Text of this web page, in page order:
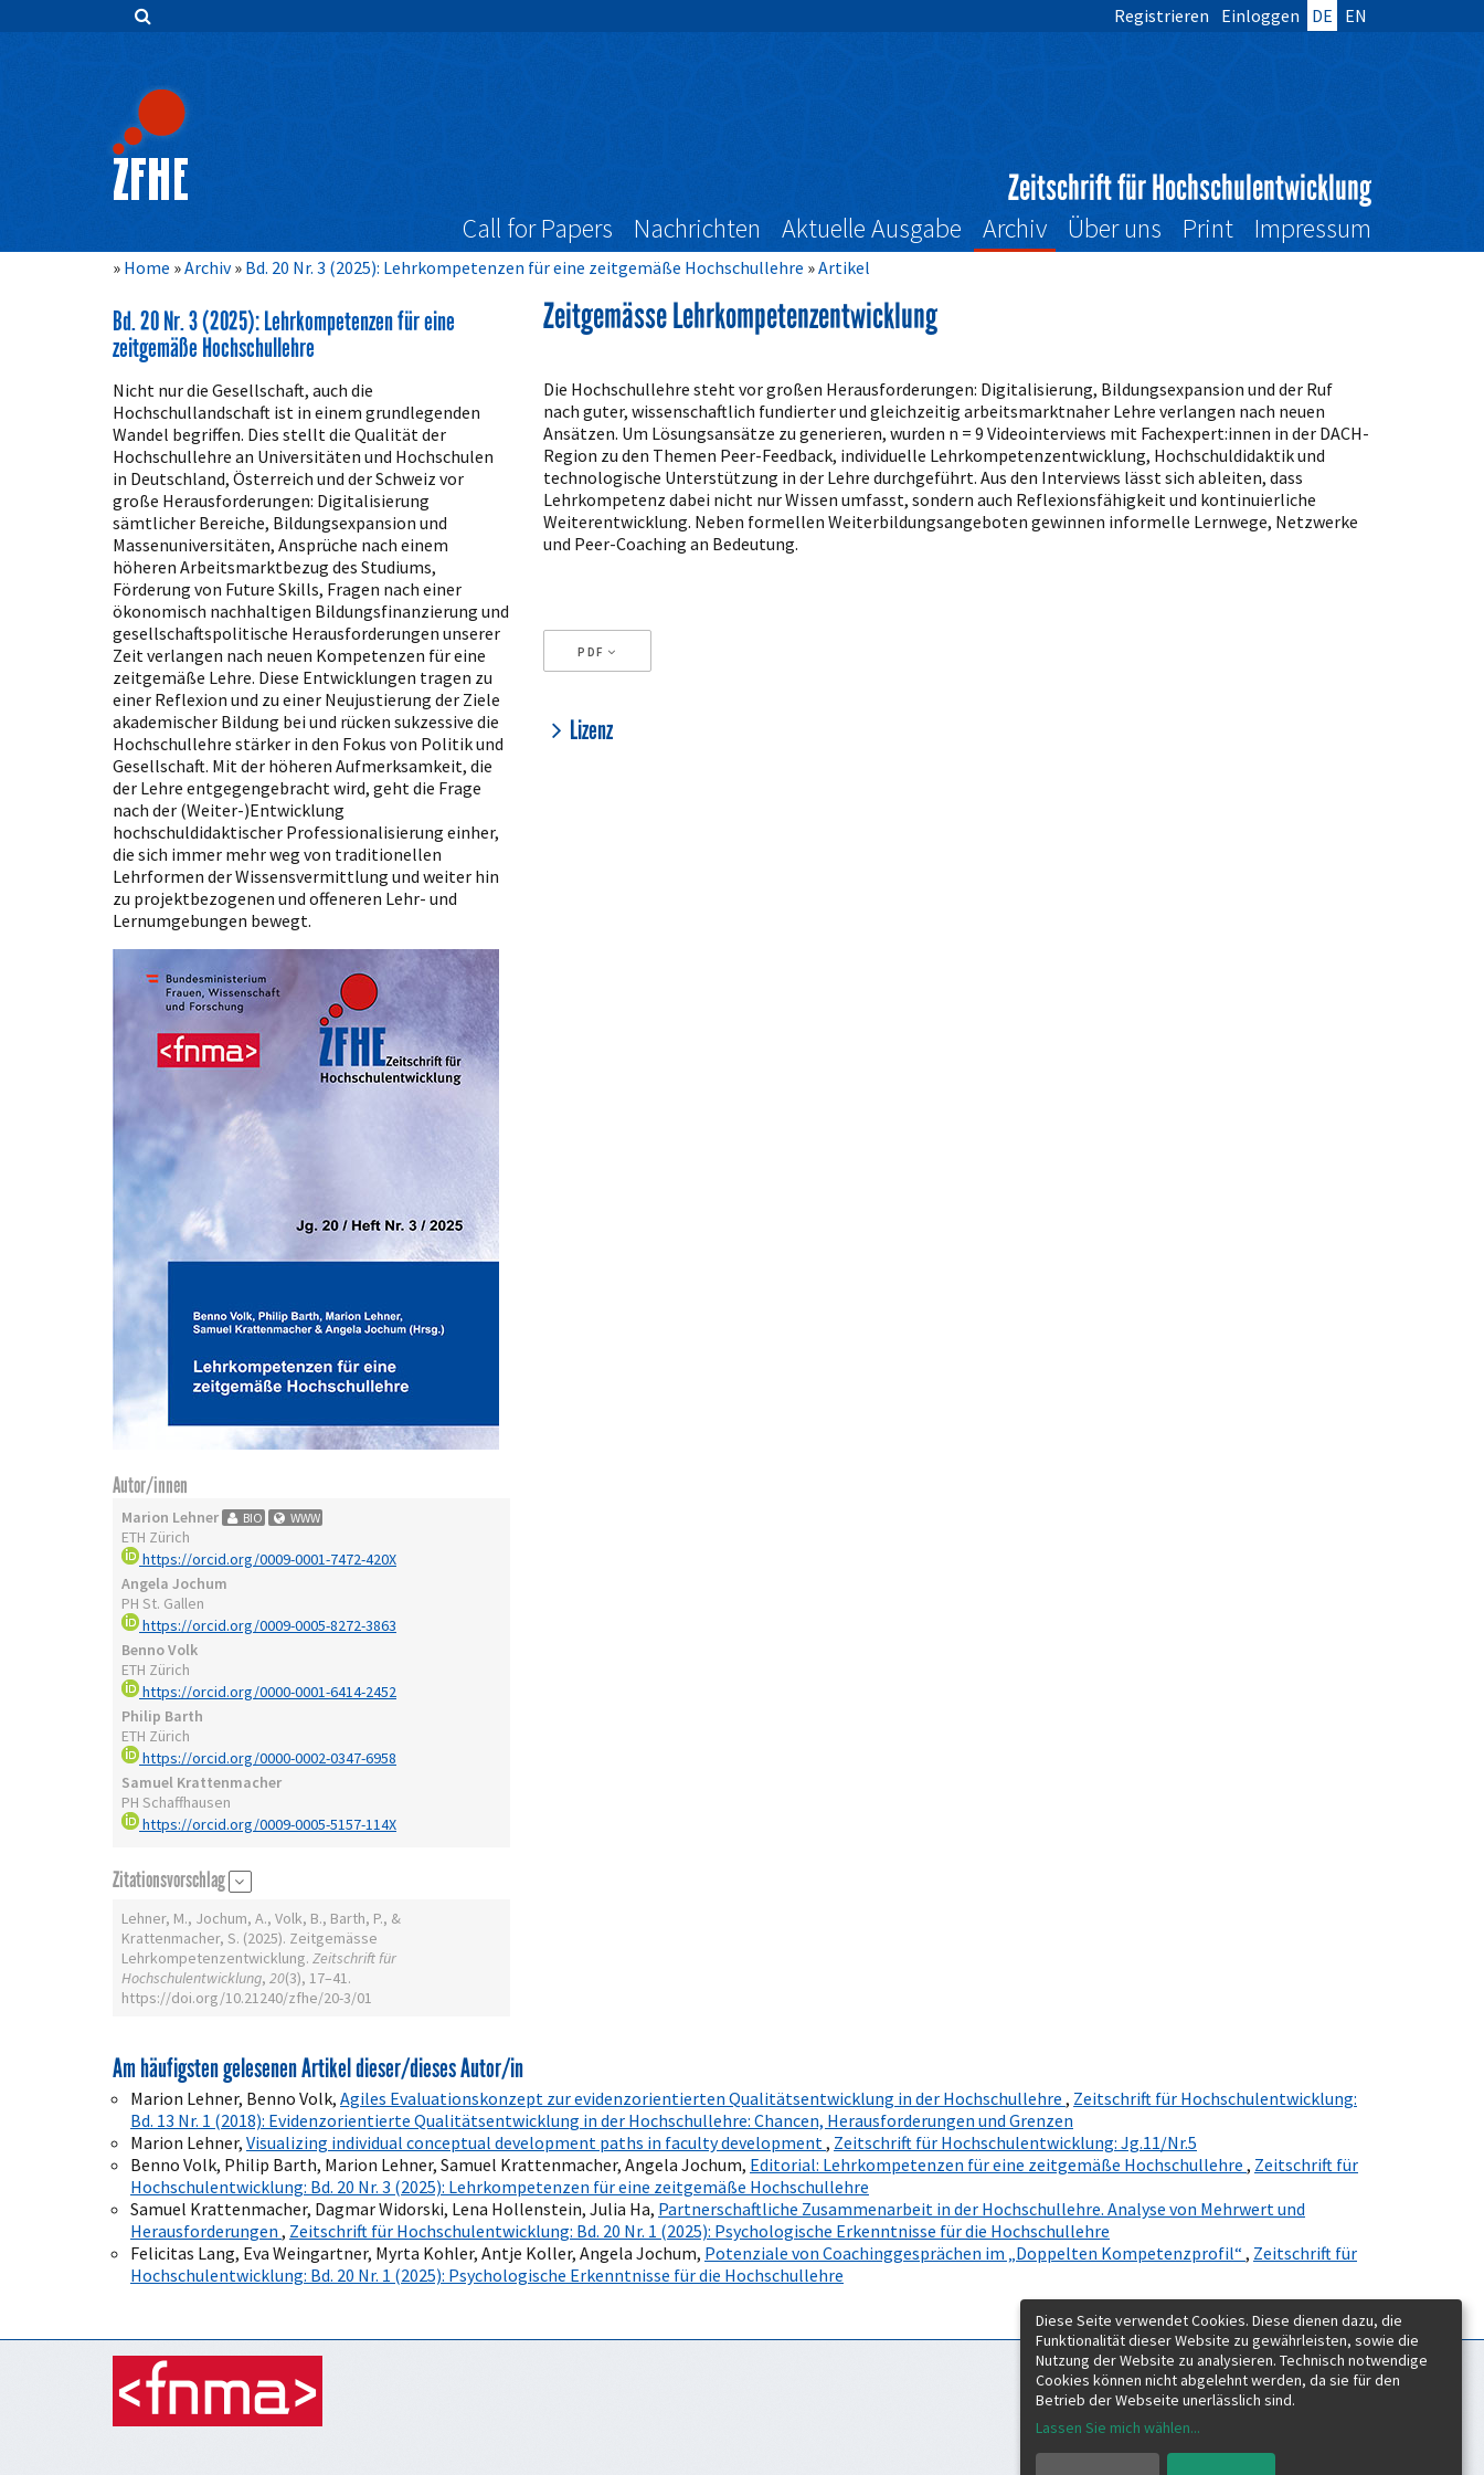
Zum
Hauptnavigation
Registrieren Einloggen DE EN
Zeitschrift für Hochschulentwicklung
Call for Papers Nachrichten Aktuelle Ausgabe Archiv Über uns Print Impressum
Home Archiv Bd. 20 Nr. 3 (2025): Lehrkompetenzen für eine zeitgemäße Hochschullehre Artikel
Zeitgemässe Lehrkompetenzentwicklung
Die Hochschullehre steht vor großen Herausforderungen: Digitalisierung, Bildungsexpansion und der Ruf
nach guter, wissenschaftlich fundierter und gleichzeitig arbeitsmarktnaher Lehre verlangen nach neuen
Ansätzen. Um Lösungsansätze zu generieren, wurden n = 9 Videointerviews mit Fachexpert:innen in der DACH-
Region zu den Themen Peer-Feedback, individuelle Lehrkompetenzentwicklung, Hochschuldidaktik und
technologische Unterstützung in der Lehre durchgeführt. Aus den Interviews lässt sich ableiten, dass
Lehrkompetenz dabei nicht nur Wissen umfasst, sondern auch Reflexionsfähigkeit und kontinuierliche
Weiterentwicklung. Neben formellen Weiterbildungsangeboten gewinnen informelle Lernwege, Netzwerke
und Peer-Coaching an Bedeutung.
PDF
Artikeldetails
Lizenz
Bd. 20 Nr. 3 (2025): Lehrkompetenzen für eine
zeitgemäße Hochschullehre
Nicht nur die Gesellschaft, auch die
Hochschullandschaft ist in einem grundlegenden
Wandel begriffen. Dies stellt die Qualität der
Hochschullehre an Universitäten und Hochschulen
in Deutschland, Österreich und der Schweiz vor
große Herausforderungen: Digitalisierung
sämtlicher Bereiche, Bildungsexpansion und
Massenuniversitäten, Ansprüche nach einem
höheren Arbeitsmarktbezug des Studiums,
Förderung von Future Skills, Fragen nach einer
ökonomisch nachhaltigen Bildungsfinanzierung und
gesellschaftspolitische Herausforderungen unserer
Zeit verlangen nach neuen Kompetenzen für eine
zeitgemäße Lehre. Diese Entwicklungen tragen zu
einer Reflexion und zu einer Neujustierung der Ziele
akademischer Bildung bei und rücken sukzessive die
Hochschullehre stärker in den Fokus von Politik und
Gesellschaft. Mit der höheren Aufmerksamkeit, die
der Lehre entgegengebracht wird, geht die Frage
nach der (Weiter-)Entwicklung
hochschuldidaktischer Professionalisierung einher,
die sich immer mehr weg von traditionellen
Lehrformen der Wissensvermittlung und weiter hin
zu projektbezogenen und offeneren Lehr- und
Lernumgebungen bewegt.
Autor/innen
Marion Lehner BIO WWW
ETH Zürich
https://orcid.org/0009-0001-7472-420X
Angela Jochum
PH St. Gallen
https://orcid.org/0009-0005-8272-3863
Benno Volk
ETH Zürich
https://orcid.org/0000-0001-6414-2452
Philip Barth
ETH Zürich
https://orcid.org/0000-0002-0347-6958
Samuel Krattenmacher
PH Schaffhausen
https://orcid.org/0009-0005-5157-114X
Zitationsvorschlag
Lehner, M., Jochum, A., Volk, B., Barth, P., &
Krattenmacher, S. (2025). Zeitgemässe
Lehrkompetenzentwicklung. Zeitschrift für
Hochschulentwicklung, 20(3), 17–41.
https://doi.org/10.21240/zfhe/20-3/01
Am häufigsten gelesenen Artikel dieser/dieses Autor/in
Marion Lehner, Benno Volk, Agiles Evaluationskonzept zur evidenzorientierten Qualitätsentwicklung in der Hochschullehre , Zeitschrift für Hochschulentwicklung:
Bd. 13 Nr. 1 (2018): Evidenzorientierte Qualitätsentwicklung in der Hochschullehre: Chancen, Herausforderungen und Grenzen
Marion Lehner, Visualizing individual conceptual development paths in faculty development, Zeitschrift für Hochschulentwicklung: Jg.11/Nr.5
Benno Volk, Philip Barth, Marion Lehner, Samuel Krattenmacher, Angela Jochum, Editorial: Lehrkompetenzen für eine zeitgemäße Hochschullehre , Zeitschrift für
Hochschulentwicklung: Bd. 20 Nr. 3 (2025): Lehrkompetenzen für eine zeitgemäße Hochschullehre
Samuel Krattenmacher, Dagmar Widorski, Lena Hollenstein, Julia Ha, Partnerschaftliche Zusammenarbeit in der Hochschullehre. Analyse von Mehrwert und
Herausforderungen , Zeitschrift für Hochschulentwicklung: Bd. 20 Nr. 1 (2025): Psychologische Erkenntnisse für die Hochschullehre
Felicitas Lang, Eva Weingartner, Myrta Kohler, Antje Koller, Angela Jochum, Potenziale von Coachinggesprächen im „Doppelten Kompetenzprofil“ , Zeitschrift für
Hochschulentwicklung: Bd. 20 Nr. 1 (2025): Psychologische Erkenntnisse für die Hochschullehre
Zeitschrift für Hochschulentwicklung
c/o Verein Forum neue Medien in der Lehre Austria
Diese Seite verwendet Cookies. Diese dienen dazu, die
Funktionalität dieser Website zu gewährleisten, sowie die
Nutzung der Website zu analysieren. Technisch notwendige
Cookies können nicht abgelehnt werden, da sie für den
Betrieb der Webseite unerlässlich sind.
Lassen Sie mich wählen...